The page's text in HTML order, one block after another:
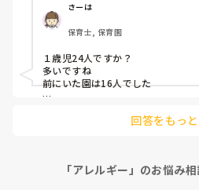
今は慣らし保育中なので、とりあ
についてもらって10人が先に食事
あまりよろしくないのかな…
24人一斉に食事はキツイ……
さーは
保育士, 保育園
１歳児24人ですか？
多いですね
前にいた園は16人でした
回答をもっ
「アレルギー」のお悩み